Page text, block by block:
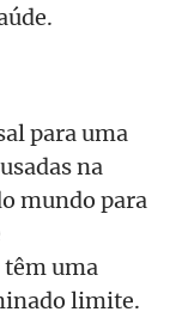
para uma
na
mundo para
têm uma
limite.